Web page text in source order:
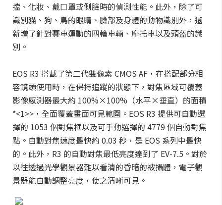
擋、化妝、戴口罩或側臉時的偵測性能。此外，除了可
識別貓、狗、鳥的眼睛、臉部及身體的動物識別外，還
新增了針對賽車運動的四輪車輛、摩托車以及頭盔的識
別。
EOS R3 搭載了第二代雙像素 CMOS AF，在搭配部分相
容鏡頭使用時，在保持追蹤的狀態下，對焦區域可覆蓋
影像感測器最大約 100%×100%（水平×垂直）的面積
*<1>>，全面覆蓋畫面可見範圍。EOS R3 提供可自動選
擇的 1053 個對焦框以及可手動選擇的 4779 個自動對焦
點。自動對焦速度最快約 0.03 秒，是 EOS 系列中最快
的。此外，R3 的自動對焦最低亮度達到了 EV-7.5。對於
以往透過光學觀景器難以看清的昏暗的被攝體，電子觀
景器能自動調整亮度，使之清晰可見。